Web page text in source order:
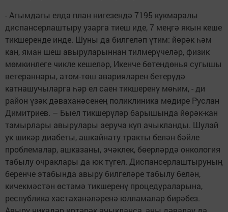
- Агымдагы елда план нигезендә 7195 кукмаралы
диспансерлаштыру узарга тиеш иде, 7 меңгә якын кеше
тикшеренде инде. Шуны да билгеләп үтим: йөрәк һәм
кан, яман шеш авыруларыннан тилмерүчеләр, физик
мөмкинлеге чикле кешеләр, Икенче бөтендөнья сугышы
ветераннары, атом-төш аварияләрен бетерүдә
катнашучыларга һәр ел саен тикшеренү мөһим, - ди
район үзәк дәваханәсенең поликлиника мөдире Руслан
Димитриев. – Быел тикшерүләр барышында йөрәк-кан
тамырлары авырулары аеруча күп ачыкланды. Шулай
ук шикәр диабеты, ашкайнату тракты белән бәйле
проблемалар, ашказаны, эчәклек, бөерләрдә онкология
табылу очраклары да юк түгел. Диспансерлаштыруның
беренче этабында авыру билгеләре табылу белән,
кичекмәстән өстәмә тикшеренү процедураларына,
республика хастаханәләренә юлламалар бирәбез.